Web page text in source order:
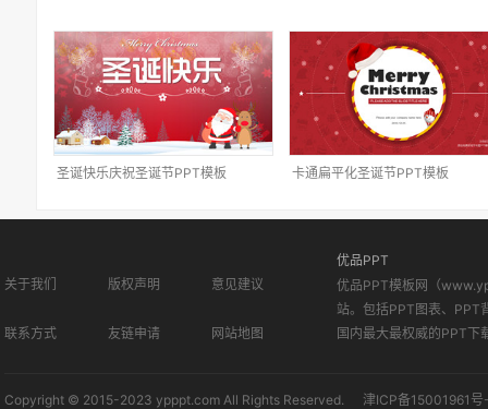
圣诞快乐庆祝圣诞节PPT模板 卡通扁平化圣诞节PPT模板
关于我们 版权声明 意见建议
联系方式 友链申请 网站地图
优品PPT
优品PPT模板网（
站。包括PPT图表、PPT
国内最大最权威的PPT下
Copyright © 2015-2023 ypppt.com All Rights Reserved. 津ICP备15001961号